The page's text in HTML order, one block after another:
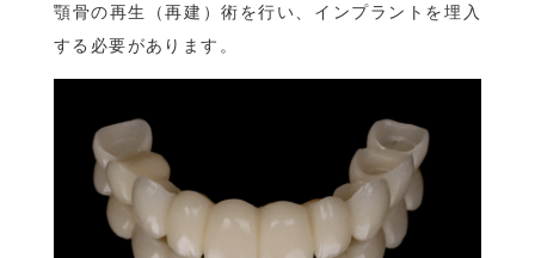
顎骨の再生（再建）術を行い、インプラントを埋入
する必要があります。